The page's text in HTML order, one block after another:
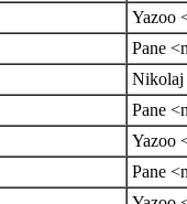
Yazoo
Pane
Nikolaj
Pane
Yazoo
Pane